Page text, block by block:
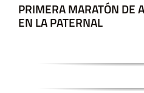
PRIMERA MARATÓN DE
EN LA PATERNAL